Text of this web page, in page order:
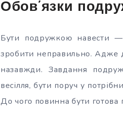
Обов’язки
Бути подружкою навести —
зробити неправильно. Адже
назавжди. Завдання
весілля, бути поруч у
До чого повинна бути готова